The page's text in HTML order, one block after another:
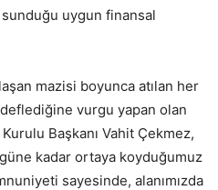
sunduğu uygun finansal
mazisi boyunca atılan her
vurgu yapan olan
Kurulu Başkanı Vahit Çekmez,
kadar ortaya koyduğumuz
sayesinde, alanımızda